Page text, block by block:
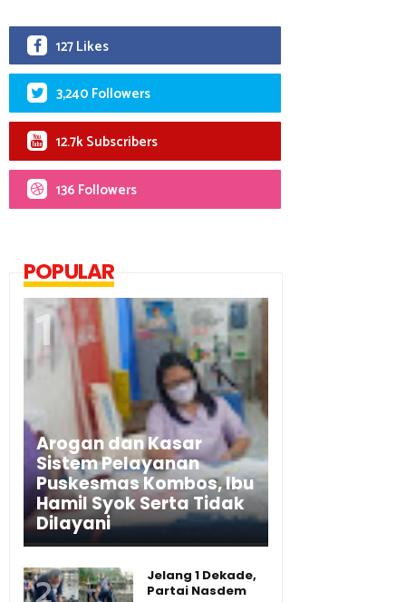
127 Likes
3,240 Followers
12.7k Subscribers
136 Followers
POPULAR
Arogan dan Kasar
Sistem Pelayanan
Puskesmas Kombos, Ibu
Hamil Syok Serta Tidak
Dilayani
Jelang 1 Dekade,
Partai Nasdem